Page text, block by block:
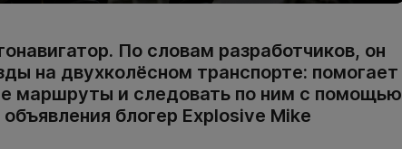
По словам разработчиков, он
на двухколёсном транспорте: помогает
маршруты и следовать по ним с помощью
блогер Explosive Mike